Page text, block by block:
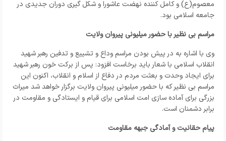
معصوم(ع) و کامل کننده نهضت عاشورا و شکل گیری دوران جدیدی در
جامعه اسلامی بود.
مراسم بی نظیر با حضور میلیونی پیروان ولایت
وی با اشاره به در پیش بودن مراسم وداع و تشییع و تدفین رهبر شهید
انقلاب اسلامی با شعار باید برخاست افزود: پس از برکت خون رهبر شهید
برای ایجاد وحدت و بعثت مردم در دفاع از اسلام و انقلاب، اکنون این
مراسم بی نظیر که با حضور میلیونی پیروان ولایت برگزار خواهد شد میراث
بزرگی برای آماده سازی امت اسلامی برای قیام و ایستادگی و مقاومت در
برابر دشمنان است.
پیام حقانیت و آمادگی جبهه مقاومت